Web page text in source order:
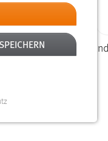
ÜBER EIN JAHR
600 Ergebnisse
SPEICHERN